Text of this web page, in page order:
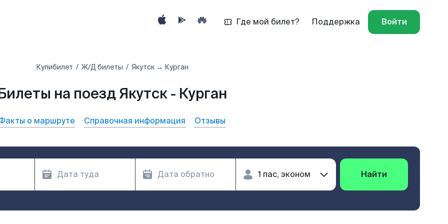
Где мой билет? Поддержка Войти
Купибилет Ж/Д билеты Якутск → Курган
на поезд Якутск - Курган
о маршруте Справочная информация Отзывы
Найти